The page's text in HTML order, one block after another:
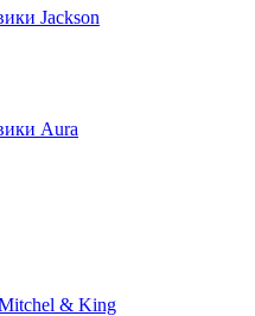
Jackson
Aura
Mitchel & King